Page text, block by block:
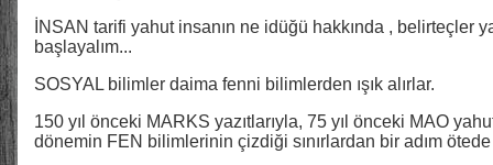
İNSAN tarifi yahut insanın ne idüğü hakkında , belirteçler
başlayalım...
SOSYAL bilimler daima fenni bilimlerden ışık alırlar.
150 yıl önceki MARKS yazıtlarıyla, 75 yıl önceki MAO yahut
dönemin FEN bilimlerinin çizdiği sınırlardan bir adım